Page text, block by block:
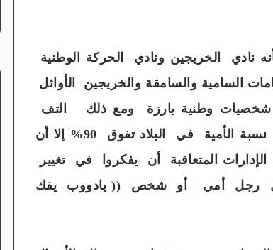
نادي الخريجين ونادي الحركة الوطنية
والسامقة والخريجين الأوائل
شخصيات وطنية بارزة ومع ذلك التف
الآلاف من عامة الشعب حول الهلال عندما كانت نسبة الأمية في البلاد تفوق 90% إلا أن
المتعاقبة أن يفكروا في تغيير
رجل أمي أو شخص (( يادووب يفك